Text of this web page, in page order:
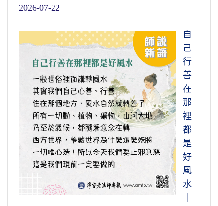
2026-07-22
自
己
行
善
在
那
裡
都
是
好
風
水